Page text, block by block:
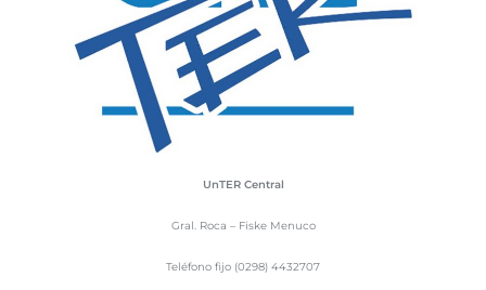
UnTER Central
Gral. Roca – Fiske Menuco
Teléfono fijo (0298) 4432707